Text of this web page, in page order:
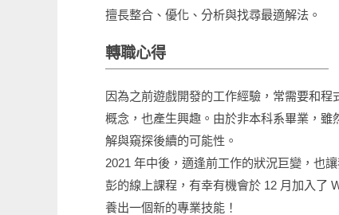
擅長整合、優化、分析與找尋最適解法。
轉職心得
因為之前遊戲開發的工作經驗，常需要和
概念，也產生興趣。由於非本科系畢業，
解與窺探後續的可能性。
2021 年中後，適逢前工作的狀況巨變，也
彭的線上課程，有幸有機會於 12 月加入了
養出一個新的專業技能！